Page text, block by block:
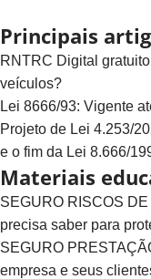
Principais
RNTRC Digital
veículos?
Lei 8666/93: Vigente
Projeto de Lei 4.253/
e o fim da Lei 8.666/
Materiais
SEGURO RISCOS
precisa saber para
SEGURO
empresa e seus